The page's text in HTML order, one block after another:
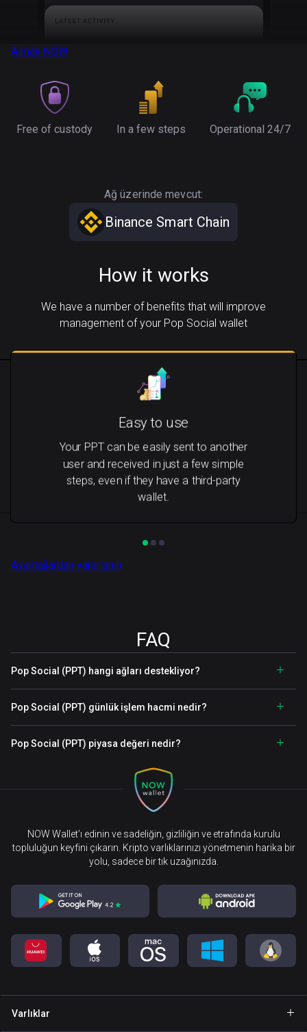
Almak NOW
Free of custody In a few steps Operational 24/7
Ağ üzerinde mevcut:
Binance Smart Chain
How it works
We have a number of benefits that will improve
management of your Pop Social wallet
Easy to use
Your PPT can be easily sent to another
user and received in just a few simple
steps, even if they have a third-party
wallet.
Avantajlardan yararlanın
FAQ
Pop Social (PPT) hangi ağları destekliyor?
Pop Social (PPT) günlük işlem hacmi nedir?
Pop Social (PPT) piyasa değeri nedir?
NOW Wallet’ı edinin ve sadeliğin, gizliliğin ve etrafında kurulu
topluluğun keyfini çıkarın. Kripto varlıklarınızı yönetmenin harika bir
yolu, sadece bir tık uzağınızda.
Varlıklar